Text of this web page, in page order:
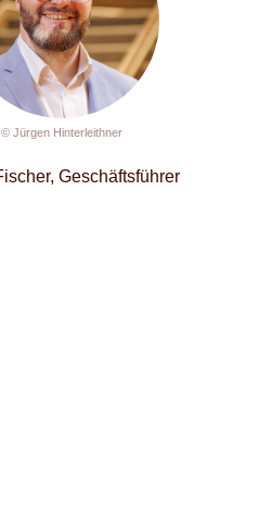
© Jürgen Hinterleithner
Geschäftsführer